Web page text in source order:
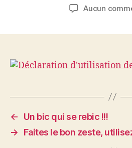
Aucun
←
Un bic qui se rebic !!!
→
Faites le bon zeste,